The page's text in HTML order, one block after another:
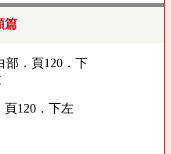
篇
120．下左